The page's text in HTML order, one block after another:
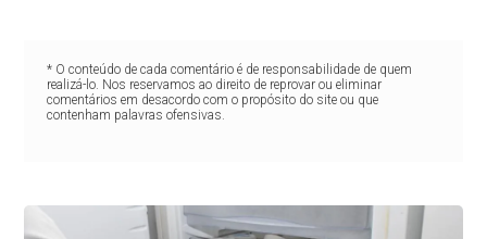
* O conteúdo de cada comentário é de responsabilidade de quem
realizá-lo. Nos reservamos ao direito de reprovar ou eliminar
comentários em desacordo com o propósito do site ou que
contenham palavras ofensivas.